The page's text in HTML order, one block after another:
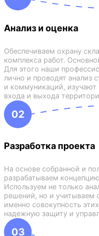
Анализ и оценка
Обеспечиваем охрану
комплекса работ.
Для этого наши
лично и проводят анализ
и коммуникаций, изучают
входа и выхода
02
Разработка проекта
На основе собранной и
разрабатываем
Используем не только
решений, но и учитываем
именно совокупность
надежную защиту и
03